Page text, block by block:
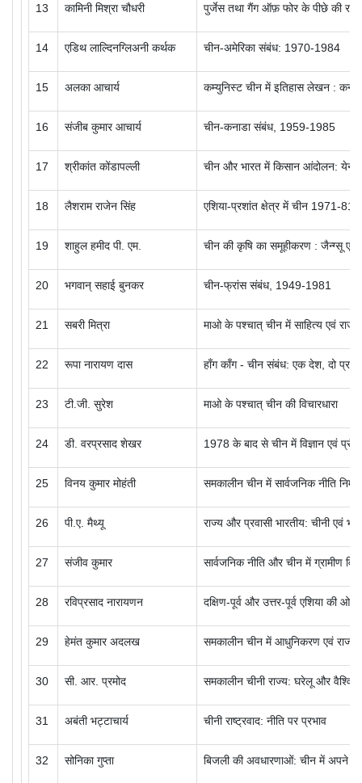
13 कामिनी मिश्रा चौधरी पुर्जेस तथा गैंग ऑफ़ फोर के पीछे की
14 एडिथ लाल्दिनग्लिअनी कर्थक चीन-अमेरिका संबंध: 1970-1984
15 अलका आचार्य कम्युनिस्ट चीन में इतिहास लेखन :
16 संजीब कुमार आचार्य चीन-कनाडा संबंध, 1959-1985
17 श्रीकांत कोंडापल्ली चीन और भारत में किसान आंदोलन:
18 लैशराम राजेन सिंह एशिया-प्रशांत क्षेत्र में चीन 1971-81
19 शाहुल हमीद पी. एम. चीन की कृषि का समूहीकरण : जैन्ग्सू
20 भगवान् सहाई बुनकर चीन-फ्रांस संबंध, 1949-1981
21 सबरी मित्रा माओ के पश्चात् चीन में साहित्य एवं
22 रूपा नारायण दास हाँग काँग - चीन संबंध: एक देश, दो
23 टी.जी. सुरेश माओ के पश्चात् चीन की विचारधारा
24 डी. वरप्रसाद शेखर 1978 के बाद से चीन में विज्ञान एवं
25 विनय कुमार मोहंती समकालीन चीन में सार्वजनिक नीति
26 पी.ए. मैथ्यू राज्य और प्रवासी भारतीय: चीनी एवं
27 संजीव कुमार सार्वजनिक नीति और चीन में ग्रामीण
28 रविप्रसाद नारायणन दक्षिण-पूर्व और उत्तर-पूर्व एशिया की
29 हेमंत कुमार अदलख समकालीन चीन में आधुनिकरण एवं
30 सी. आर. प्रमोद समकालीन चीनी राज्य: घरेलू और वैश्विक
31 अबंती भट्टाचार्य चीनी राष्ट्रवाद: नीति पर प्रभाव
32 सोनिका गुप्ता बिजली की अवधारणाओं: चीन में अपने